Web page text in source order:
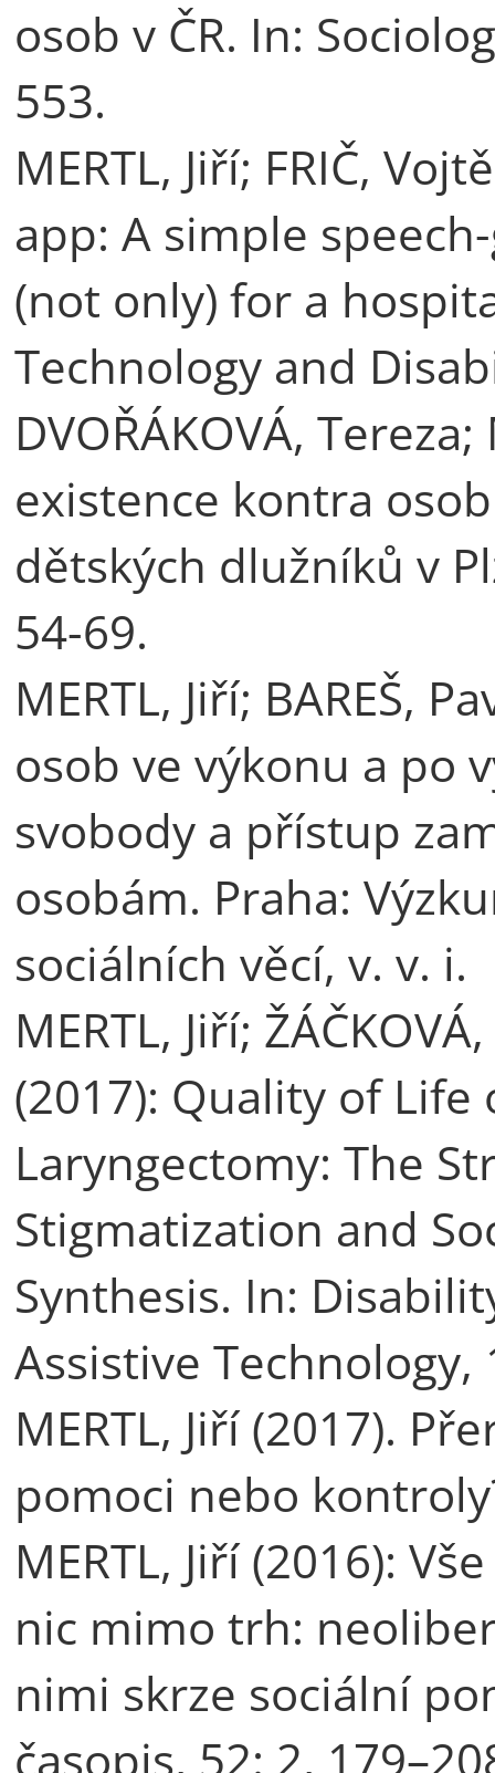
osob v ČR. In:
553.
MERTL, Jiří; FRIČ,
app: A simple
(not only) for a
Technology and
DVOŘÁKOVÁ,
existence kontra
dětských dlužníků v
54-69.
MERTL, Jiří; BAREŠ,
osob ve výkonu a po
svobody a přístup
osobám. Praha:
sociálních věcí, v. v. i.
MERTL, Jiří;
(2017): Quality of
Laryngectomy: The
Stigmatization and
Synthesis. In:
Assistive Technology,
MERTL, Jiří (2017).
pomoci nebo
MERTL, Jiří (2016):
nic mimo trh:
nimi skrze sociální
časopis, 52: 2,